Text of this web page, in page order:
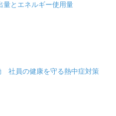
量とエネルギー使用量
社員の健康を守る熱中症対策